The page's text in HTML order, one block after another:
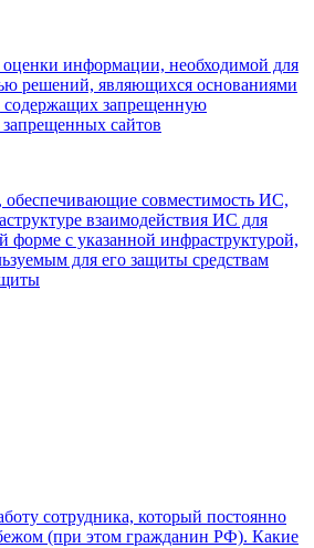
информации, необходимой для
решений, являющихся основаниями
содержащих запрещенную
сайтов
совместимость ИС,
взаимодействия ИС для
форме с указанной инфраструктурой,
для его защиты средствам
сотрудника, который постоянно
(при этом гражданин РФ). Какие